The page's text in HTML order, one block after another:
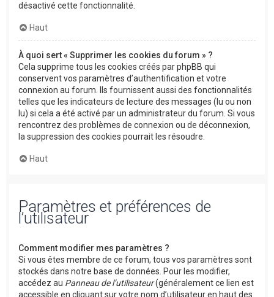
désactivé cette fonctionnalité.
Haut
À quoi sert « Supprimer les cookies du forum » ?
Cela supprime tous les cookies créés par phpBB qui
conservent vos paramètres d’authentification et votre
connexion au forum. Ils fournissent aussi des fonctionnalités
telles que les indicateurs de lecture des messages (lu ou non
lu) si cela a été activé par un administrateur du forum. Si vous
rencontrez des problèmes de connexion ou de déconnexion,
la suppression des cookies pourrait les résoudre.
Haut
Paramètres et préférences de
l’utilisateur
Comment modifier mes paramètres ?
Si vous êtes membre de ce forum, tous vos paramètres sont
stockés dans notre base de données. Pour les modifier,
accédez au Panneau de l’utilisateur(généralement ce lien est
accessible en cliquant sur votre nom d’utilisateur en haut des